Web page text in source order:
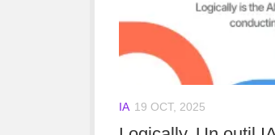
IA 19 OCT, 2025